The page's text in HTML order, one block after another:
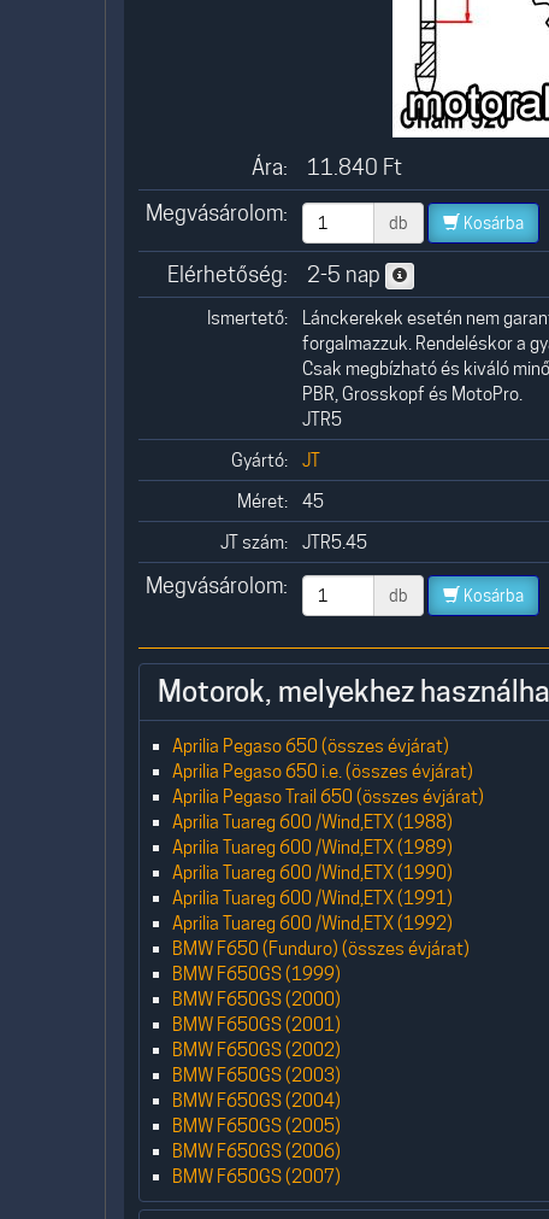
Ára: 11.840 Ft
Megvásárolom:
db Kosárba
Elérhetőség: 2-5 nap
Ismertető:
Lánckerekek esetén nem
forgalmazzuk. Rendeléskor a
Csak megbízható és kiváló
PBR, Grosskopf és MotoPro.
JTR5
Gyártó:
JT
Méret:
45
JT szám:
JTR5.45
Megvásárolom: db Kosárba
Motorok, melyekhez
Aprilia Pegaso 650 (összes évjárat)
Aprilia Pegaso 650 i.e. (összes évjárat)
Aprilia Pegaso Trail 650 (összes évjárat)
Aprilia Tuareg 600 /Wind,ETX (1988)
Aprilia Tuareg 600 /Wind,ETX (1989)
Aprilia Tuareg 600 /Wind,ETX (1990)
Aprilia Tuareg 600 /Wind,ETX (1991)
Aprilia Tuareg 600 /Wind,ETX (1992)
BMW F650 (Funduro) (összes évjárat)
BMW F650GS (1999)
BMW F650GS (2000)
BMW F650GS (2001)
BMW F650GS (2002)
BMW F650GS (2003)
BMW F650GS (2004)
BMW F650GS (2005)
BMW F650GS (2006)
BMW F650GS (2007)